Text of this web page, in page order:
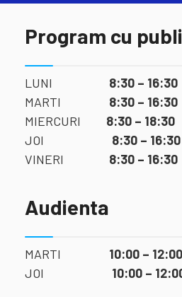
Program cu
LUNI 8:30 – 16:30
MARTI 8:30 – 16:30
MIERCURI 8:30 – 18:30
JOI 8:30 – 16:30
VINERI 8:30 – 16:30
Audienta
MARTI 10:00 – 12:00
JOI 10:00 –